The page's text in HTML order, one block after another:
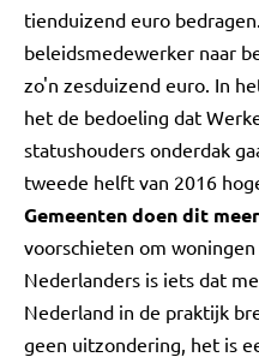
tienduizend euro
beleidsmedewerker naar
zo'n zesduizend euro. In
het de bedoeling dat
statushouders onderdak
tweede helft van 2016
Gemeenten doen dit meer
voorschieten om
Nederlanders is iets dat
Nederland in de praktijk
geen uitzondering, het is